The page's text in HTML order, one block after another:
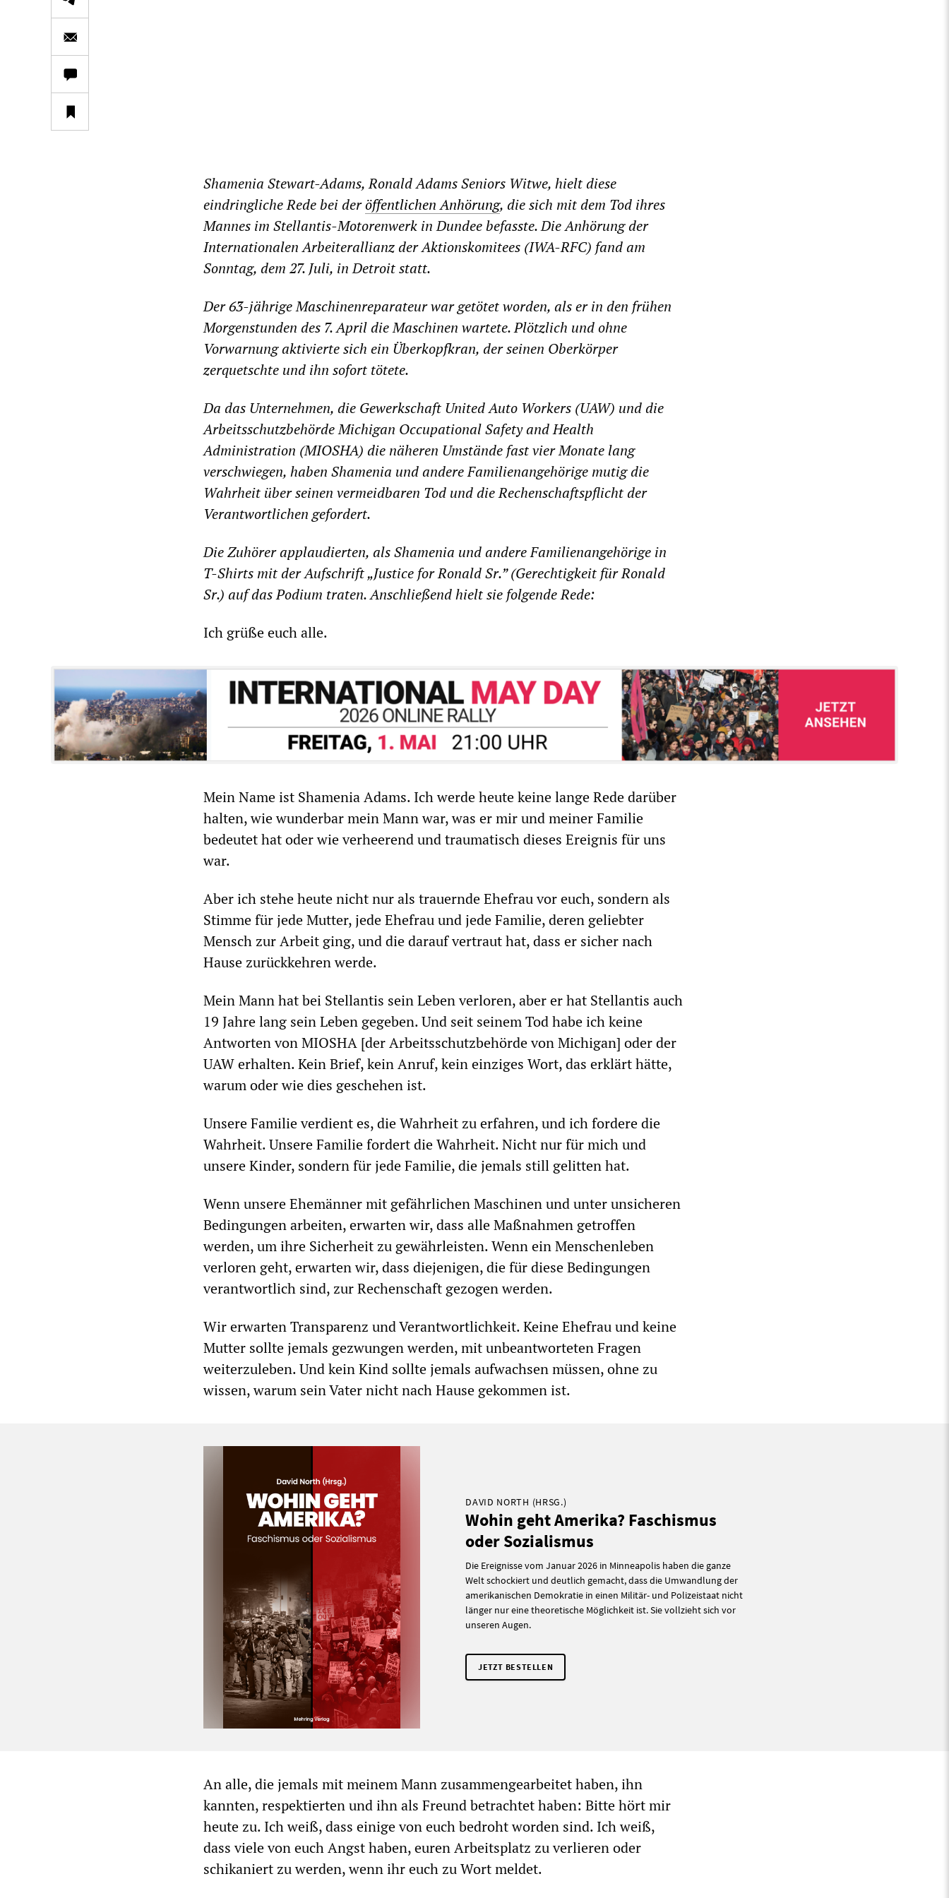
Shamenia Stewart-Adams, Ronald Adams Seniors Witwe, hielt diese
eindringliche Rede bei deröffentlichen Anhörung, die sich mit dem Tod ihres
Mannes im Stellantis-Motorenwerk in Dundee befasste. Die Anhörung der
Internationalen Arbeiterallianz der Aktionskomitees (IWA-RFC) fand am
Sonntag, dem 27. Juli, in Detroit statt.
Der 63-jährige Maschinenreparateur war getötet worden, als er in den frühen
Morgenstunden des 7. April die Maschinen wartete. Plötzlich und ohne
Vorwarnung aktivierte sich ein Überkopfkran, der seinen Oberkörper
zerquetschte und ihn sofort tötete.
Da das Unternehmen, die Gewerkschaft United Auto Workers (UAW) und die
Arbeitsschutzbehörde Michigan Occupational Safety and Health
Administration (MIOSHA) die näheren Umstände fast vier Monate lang
verschwiegen, haben Shamenia und andere Familienangehörige mutig die
Wahrheit über seinen vermeidbaren Tod und die Rechenschaftspflicht der
Verantwortlichen gefordert.
Die Zuhörer applaudierten, als Shamenia und andere Familienangehörige in
T-Shirts mit der Aufschrift „Justice for Ronald Sr.” (Gerechtigkeit für Ronald
Sr.) auf das Podium traten. Anschließend hielt sie folgende Rede:
Ich grüße euch alle.
Mein Name ist Shamenia Adams. Ich werde heute keine lange Rede darüber
halten, wie wunderbar mein Mann war, was er mir und meiner Familie
bedeutet hat oder wie verheerend und traumatisch dieses Ereignis für uns
war.
Aber ich stehe heute nicht nur als trauernde Ehefrau vor euch, sondern als
Stimme für jede Mutter, jede Ehefrau und jede Familie, deren geliebter
Mensch zur Arbeit ging, und die darauf vertraut hat, dass er sicher nach
Hause zurückkehren werde.
Mein Mann hat bei Stellantis sein Leben verloren, aber er hat Stellantis auch
19 Jahre lang sein Leben gegeben. Und seit seinem Tod habe ich keine
Antworten von MIOSHA [der Arbeitsschutzbehörde von Michigan] oder der
UAW erhalten. Kein Brief, kein Anruf, kein einziges Wort, das erklärt hätte,
warum oder wie dies geschehen ist.
Unsere Familie verdient es, die Wahrheit zu erfahren, und ich fordere die
Wahrheit. Unsere Familie fordert die Wahrheit. Nicht nur für mich und
unsere Kinder, sondern für jede Familie, die jemals still gelitten hat.
Wenn unsere Ehemänner mit gefährlichen Maschinen und unter unsicheren
Bedingungen arbeiten, erwarten wir, dass alle Maßnahmen getroffen
werden, um ihre Sicherheit zu gewährleisten. Wenn ein Menschenleben
verloren geht, erwarten wir, dass diejenigen, die für diese Bedingungen
verantwortlich sind, zur Rechenschaft gezogen werden.
Wir erwarten Transparenz und Verantwortlichkeit. Keine Ehefrau und keine
Mutter sollte jemals gezwungen werden, mit unbeantworteten Fragen
weiterzuleben. Und kein Kind sollte jemals aufwachsen müssen, ohne zu
wissen, warum sein Vater nicht nach Hause gekommen ist.
DAVID NORTH (HRSG.)
Wohin geht Amerika? Faschismus
oder Sozialismus
Die Ereignisse vom Januar 2026 in Minneapolis haben die ganze
Welt schockiert und deutlich gemacht, dass die Umwandlung der
amerikanischen Demokratie in einen Militär- und Polizeistaat nicht
länger nur eine theoretische Möglichkeit ist. Sie vollzieht sich vor
unseren Augen.
JETZT BESTELLEN
An alle, die jemals mit meinem Mann zusammengearbeitet haben, ihn
kannten, respektierten und ihn als Freund betrachtet haben: Bitte hört mir
heute zu. Ich weiß, dass einige von euch bedroht worden sind. Ich weiß,
dass viele von euch Angst haben, euren Arbeitsplatz zu verlieren oder
schikaniert zu werden, wenn ihr euch zu Wort meldet.